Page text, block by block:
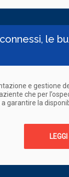
le
e gestione
che per
garantire la